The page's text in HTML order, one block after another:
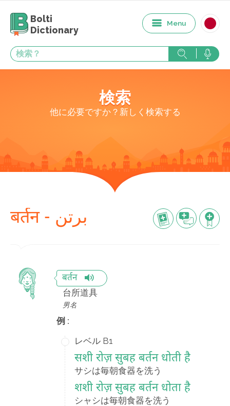
Bolti
Dictionary
Menu
検索
他に必要ですか？新しく検索する
बर्तन - برتن
बर्तन
台所道具
男名
例 :
レベル B1
सशी रोज़ सुबह बर्तन धोती है
サシは毎朝食器を洗う
शशी रोज़ सुबह बर्तन धोता है
シャシは毎朝食器を洗う